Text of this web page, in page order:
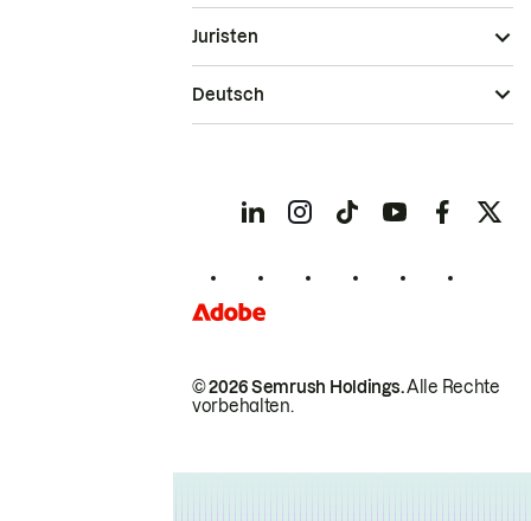
© 2026 Semrush Holdings.Alle Rechte
vorbehalten.
Juristen
Deutsch